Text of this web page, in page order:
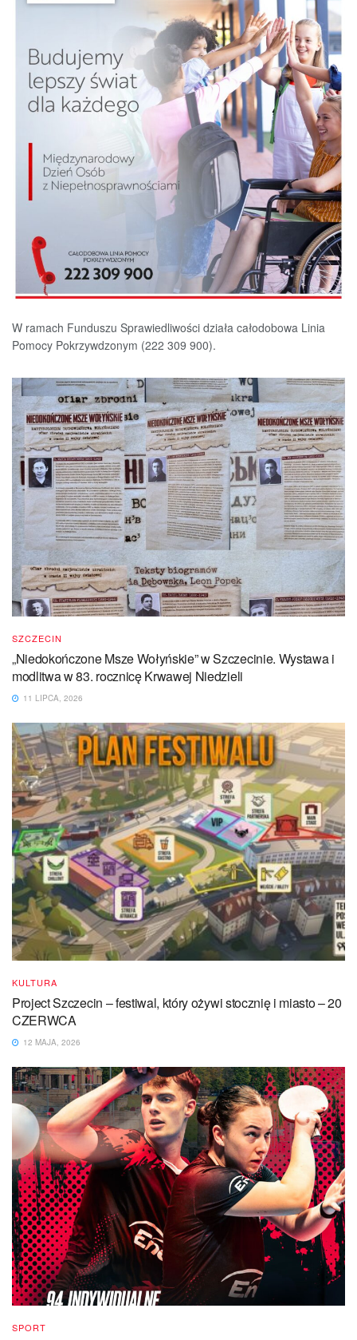
W ramach Funduszu Sprawiedliwości działa całodobowa Linia
Pomocy Pokrzywdzonym (222 309 900).
SZCZECIN
„Niedokończone Msze Wołyńskie” w Szczecinie. Wystawa i
modlitwa w 83. rocznicę Krwawej Niedzieli
11 LIPCA, 2026
KULTURA
Project Szczecin – festiwal, który ożywi stocznię i miasto – 20
CZERWCA
12 MAJA, 2026
SPORT